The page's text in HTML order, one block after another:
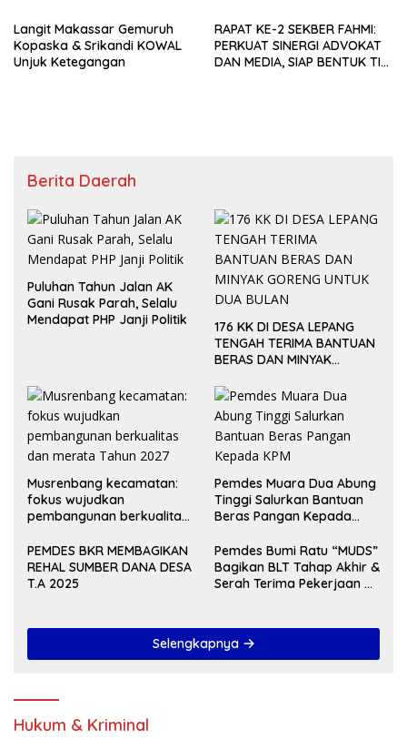
Polresta Gowa
ABUNG?
Langit Makassar Gemuruh
Kopaska & Srikandi KOWAL
Unjuk Ketegangan
RAPAT KE-2 SEKBER FAHMI:
PERKUAT SINERGI ADVOKAT
DAN MEDIA, SIAP BENTUK TIM
Berita Daerah
Puluhan Tahun Jalan AK
Gani Rusak Parah, Selalu
Mendapat PHP Janji Politik
176 KK DI DESA LEPANG
TENGAH TERIMA BANTUAN
BERAS DAN MINYAK
BULAN
Musrenbang kecamatan:
fokus wujudkan
pembangunan berkualitas
Pemdes Muara Dua Abung
Tinggi Salurkan Bantuan
Beras Pangan Kepada
PEMDES BKR MEMBAGIKAN
REHAL SUMBER DANA DESA
T.A 2025
Pemdes Bumi Ratu “MUDS”
Bagikan BLT Tahap Akhir &
Serah Terima Pekerjaan Di
Selengkapnya
Hukum & Kriminal